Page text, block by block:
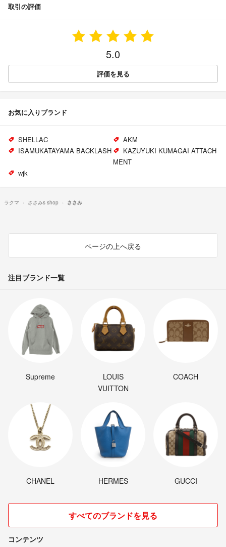
取引の評価
5.0
評価を見る
お気に入りブランド
SHELLAC
AKM
ISAMUKATAYAMA BACKLASH
KAZUYUKI KUMAGAI ATTACH
MENT
wjk
ラクマ ささみs shop ささみ
ページの上へ戻る
注目ブランド一覧
Supreme
LOUIS
VUITTON
COACH
CHANEL HERMES GUCCI
すべてのブランドを見る
コンテンツ